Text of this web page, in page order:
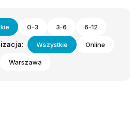
0-3 3-6 6-12
Wszystkie Online
Warszawa